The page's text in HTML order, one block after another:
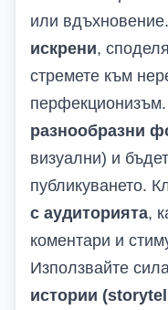
или
искрени,
стремете към
разнообразни
визуални) и
публикуването.
с аудиторията,
коментари и
Използвайте
истории